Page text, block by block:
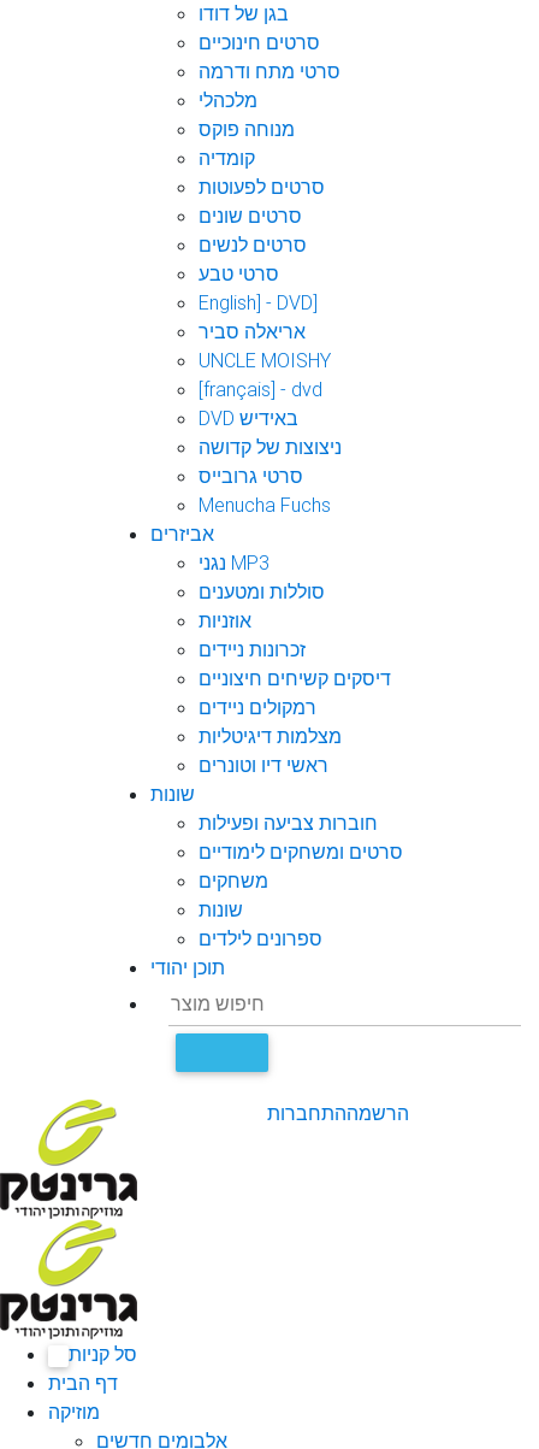
בגן של דודו
סרטים חינוכיים
סרטי מתח ודרמה
מלכהלי
מנוחה פוקס
קומדיה
סרטים לפעוטות
סרטים שונים
סרטים לנשים
סרטי טבע
English] - DVD]
אריאלה סביר
UNCLE MOISHY
[français] - dvd
DVD באידיש
ניצוצות של קדושה
סרטי גרובייס
Menucha Fuchs
אביזרים
נגני MP3
סוללות ומטענים
אוזניות
זכרונות ניידים
דיסקים קשיחים חיצוניים
רמקולים ניידים
מצלמות דיגיטליות
ראשי דיו וטונרים
שונות
חוברות צביעה ופעילות
סרטים ומשחקים לימודיים
משחקים
שונות
ספרונים לילדים
תוכן יהודי
התחברותהרשמה
סל קניות
דף הבית
מוזיקה
אלבומים חדשים